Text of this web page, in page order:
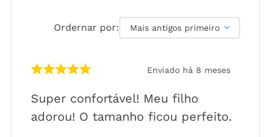
Ordernar por: Mais antigos primeiro
Enviado há 8 meses
Super confortável! Meu filho
adorou! O tamanho ficou perfeito.